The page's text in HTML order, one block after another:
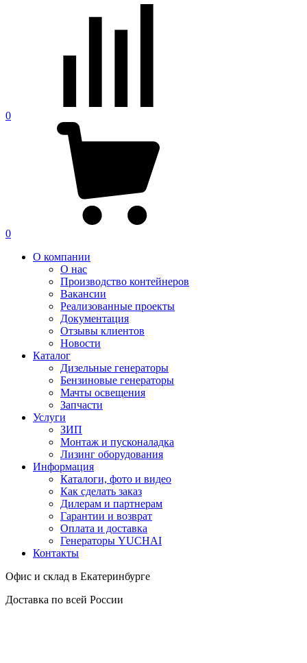
0
0
О компании
О нас
Производство контейнеров
Вакансии
Реализованные проекты
Документация
Отзывы клиентов
Новости
Каталог
Дизельные генераторы
Бензиновые генераторы
Мачты освещения
Запчасти
Услуги
ЗИП
Монтаж и пусконаладка
Лизинг оборудования
Информация
Каталоги, фото и видео
Как сделать заказ
Дилерам и партнерам
Гарантии и возврат
Оплата и доставка
Генераторы YUCHAI
Контакты
Офис и склад в Екатеринбурге
Доставка по всей России